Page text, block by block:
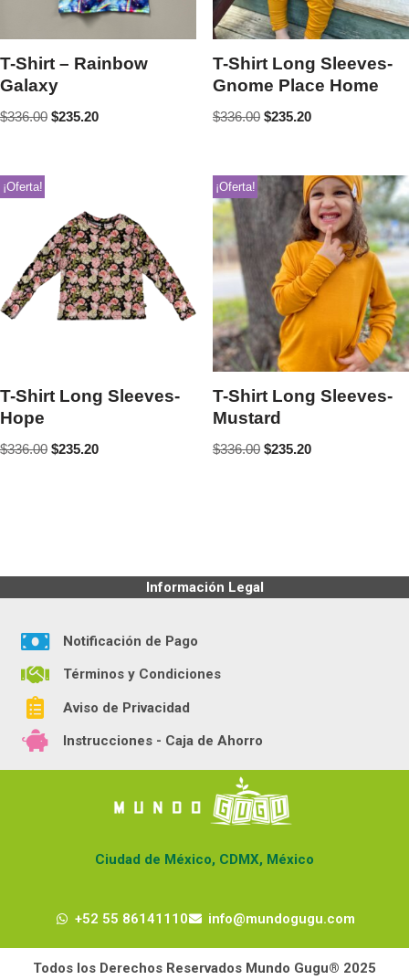
T-Shirt – Rainbow
Galaxy
$336.00 $235.20
T-Shirt Long Sleeves-
Gnome Place Home
$336.00 $235.20
¡Oferta!
T-Shirt Long Sleeves-
Hope
$336.00 $235.20
¡Oferta!
T-Shirt Long Sleeves-
Mustard
$336.00 $235.20
Información Legal
Notificación de Pago
Términos y Condiciones
Aviso de Privacidad
Instrucciones - Caja de Ahorro
Ciudad de México, CDMX, México
+52 55 86141110 info@mundogugu.com
Todos los Derechos Reservados Mundo Gugu® 2025